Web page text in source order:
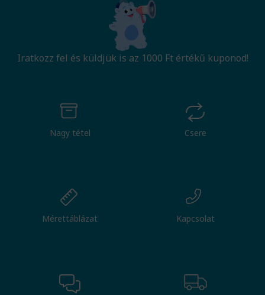
Iratkozz fel és küldjük is az 1000 Ft értékű kuponod!
Nagy tétel Csere
Mérettáblázat Kapcsolat